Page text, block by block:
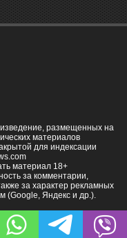
размещенных на
материалов
для индексации
материал 18+
за комментарии,
за характер рекламных
(Google, Яндекс и др.).